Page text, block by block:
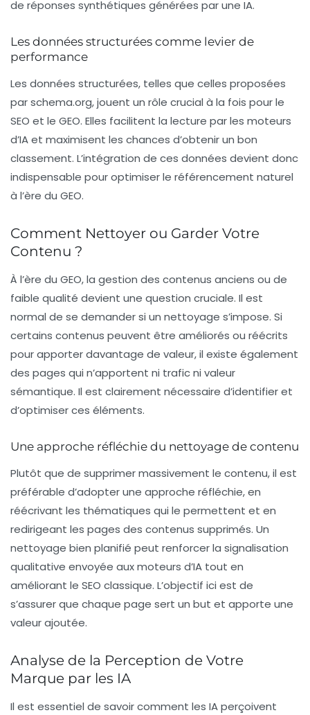
de réponses synthétiques générées par une IA.
Les données structurées comme levier de
performance
Les données structurées, telles que celles proposées
par schema.org, jouent un rôle crucial à la fois pour le
SEO et le GEO. Elles facilitent la lecture par les moteurs
d’IA et maximisent les chances d’obtenir un bon
classement. L’intégration de ces données devient donc
indispensable pour optimiser le référencement naturel
à l’ère du GEO.
Comment Nettoyer ou Garder Votre
Contenu ?
À l’ère du GEO, la gestion des contenus anciens ou de
faible qualité devient une question cruciale. Il est
normal de se demander si un nettoyage s’impose. Si
certains contenus peuvent être améliorés ou réécrits
pour apporter davantage de valeur, il existe également
des pages qui n’apportent ni trafic ni valeur
sémantique. Il est clairement nécessaire d’identifier et
d’optimiser ces éléments.
Une approche réfléchie du nettoyage de contenu
Plutôt que de supprimer massivement le contenu, il est
préférable d’adopter une approche réfléchie, en
réécrivant les thématiques qui le permettent et en
redirigeant les pages des contenus supprimés. Un
nettoyage bien planifié peut renforcer la signalisation
qualitative envoyée aux moteurs d’IA tout en
améliorant le SEO classique. L’objectif ici est de
s’assurer que chaque page sert un but et apporte une
valeur ajoutée.
Analyse de la Perception de Votre
Marque par les IA
Il est essentiel de savoir comment les IA perçoivent